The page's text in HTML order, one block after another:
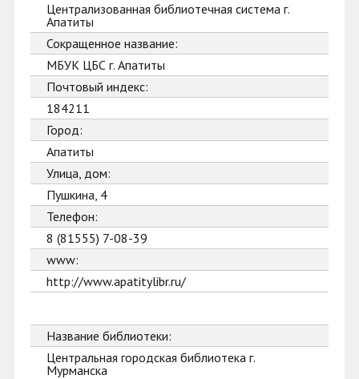
Централизованная библиотечная система г.
Апатиты
Сокращенное название:
МБУК ЦБС г. Апатиты
Почтовый индекс:
184211
Город:
Апатиты
Улица, дом:
Пушкина, 4
Телефон:
8 (81555) 7-08-39
www:
http://www.apatitylibr.ru/
Название библиотеки:
Центральная городская библиотека г.
Мурманска